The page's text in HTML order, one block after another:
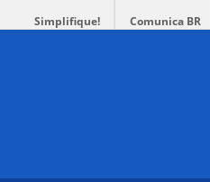
Simplifique! Comunica BR